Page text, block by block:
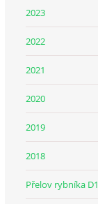
2023
2022
2021
2020
2019
2018
Přelov rybníka D1